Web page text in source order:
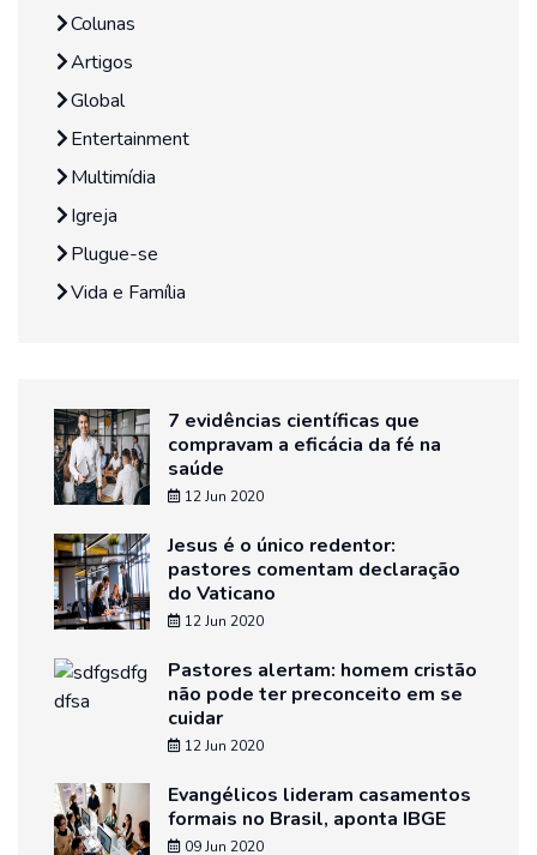
Colunas
Artigos
Global
Entertainment
Multimídia
Igreja
Plugue-se
Vida e Família
7 evidências científicas que
compravam a eficácia da fé na
saúde
12 Jun 2020
Jesus é o único redentor:
pastores comentam declaração
do Vaticano
12 Jun 2020
Pastores alertam: homem cristão
não pode ter preconceito em se
cuidar
12 Jun 2020
Evangélicos lideram casamentos
formais no Brasil, aponta IBGE
09 Jun 2020